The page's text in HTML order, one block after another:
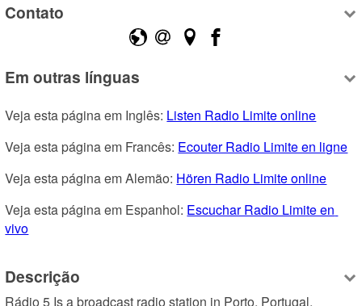
Contato
Em outras línguas
Veja esta página em Inglês: Listen Radio Limite online
Veja esta página em Francês: Ecouter Radio Limite en ligne
Veja esta página em Alemão: Hören Radio Limite online
Veja esta página em Espanhol: Escuchar Radio Limite en
vivo
Descrição
Rádio 5 Is a broadcast radio station in Porto, Portugal,